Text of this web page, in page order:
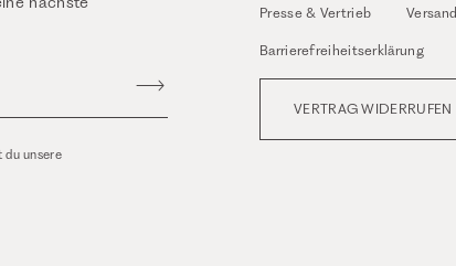
du unsere
Presse & Vertrieb Versand
Barrierefreiheitserklärung
VERTRAG WIDERRUFEN